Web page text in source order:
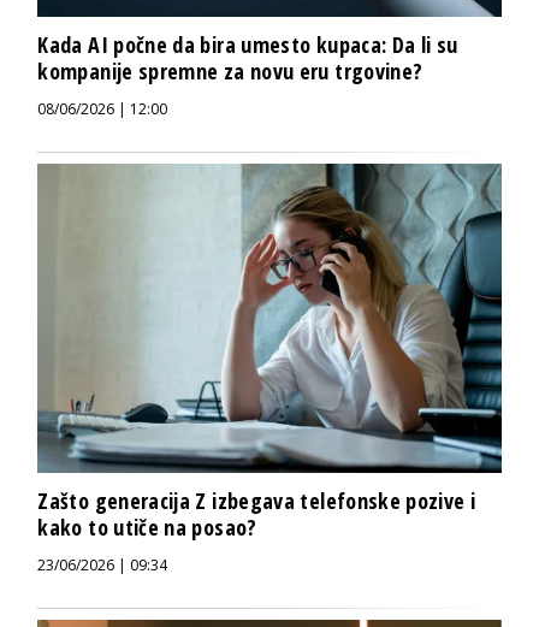
Kada AI počne da bira umesto kupaca: Da li su
kompanije spremne za novu eru trgovine?
08/06/2026 | 12:00
Zašto generacija Z izbegava telefonske pozive i
kako to utiče na posao?
23/06/2026 | 09:34